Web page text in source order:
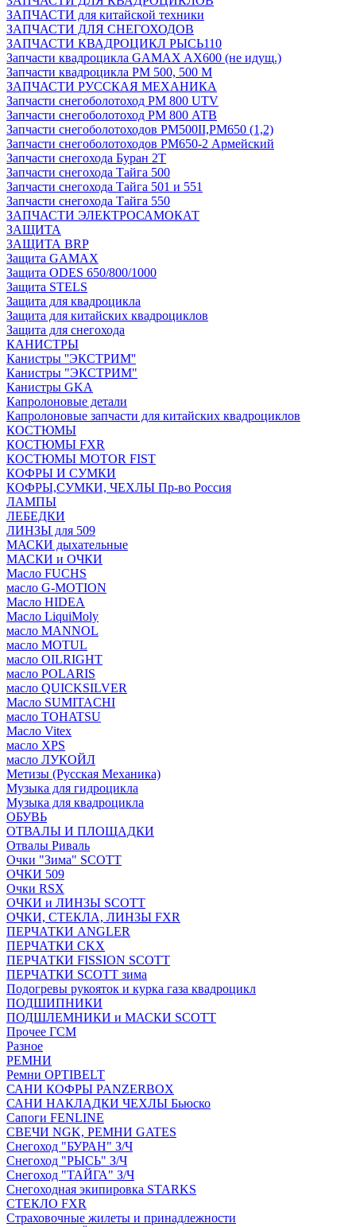
ЗАПЧАСТИ для китайской техники
ЗАПЧАСТИ ДЛЯ СНЕГОХОДОВ
ЗАПЧАСТИ КВАДРОЦИКЛ РЫСЬ110
Запчасти квадроцикла GAMAX AX600 (не идущ.)
Запчасти квадроцикла РМ 500, 500 М
ЗАПЧАСТИ РУССКАЯ МЕХАНИКА
Запчасти снегоболотоход РМ 800 UTV
Запчасти снегоболотоход РМ 800 АТВ
Запчасти снегоболотоходов РМ500II,РМ650 (1,2)
Запчасти снегоболотоходов РМ650-2 Армейский
Запчасти снегохода Буран 2Т
Запчасти снегохода Тайга 500
Запчасти снегохода Тайга 501 и 551
Запчасти снегохода Тайга 550
ЗАПЧАСТИ ЭЛЕКТРОСАМОКАТ
ЗАЩИТА
ЗАЩИТА BRP
Защита GAMAX
Защита ODES 650/800/1000
Защита STELS
Защита для квадроцикла
Защита для китайских квадроциклов
Защита для снегохода
КАНИСТРЫ
Канистры ''ЭКСТРИМ''
Канистры "ЭКСТРИМ"
Канистры GKA
Капролоновые детали
Капролоновые запчасти для китайских квадроциклов
КОСТЮМЫ
КОСТЮМЫ FXR
КОСТЮМЫ MOTOR FIST
КОФРЫ И СУМКИ
КОФРЫ,СУМКИ, ЧЕХЛЫ Пр-во Россия
ЛАМПЫ
ЛЕБЕДКИ
ЛИНЗЫ для 509
МАСКИ дыхательные
МАСКИ и ОЧКИ
Масло FUCHS
масло G-MOTION
Масло HIDEA
Масло LiquiMoly
масло MANNOL
масло MOTUL
масло OILRIGHT
масло POLARIS
масло QUICKSILVER
Масло SUMITACHI
масло TOHATSU
Масло Vitex
масло XPS
масло ЛУКОЙЛ
Метизы (Русская Механика)
Музыка для гидроцикла
Музыка для квадроцикла
ОБУВЬ
ОТВАЛЫ И ПЛОЩАДКИ
Отвалы Риваль
Очки "Зима" SCOTT
ОЧКИ 509
Очки RSX
ОЧКИ и ЛИНЗЫ SCOTT
ОЧКИ, СТЕКЛА, ЛИНЗЫ FXR
ПЕРЧАТКИ ANGLER
ПЕРЧАТКИ CKX
ПЕРЧАТКИ FISSION SCOTT
ПЕРЧАТКИ SCOTT зима
Подогревы рукояток и курка газа квадроцикл
ПОДШИПНИКИ
ПОДШЛЕМНИКИ и МАСКИ SCOTT
Прочее ГСМ
Разное
РЕМНИ
Ремни OPTIBELT
САНИ КОФРЫ PANZERBOX
САНИ НАКЛАДКИ ЧЕХЛЫ Бьюско
Сапоги FENLINE
СВЕЧИ NGK, РЕМНИ GATES
Снегоход "БУРАН" З/Ч
Снегоход "РЫСЬ" З/Ч
Снегоход "ТАЙГА" З/Ч
Снегоходная экипировка STARKS
СТЕКЛО FXR
Страховочные жилеты и принадлежности